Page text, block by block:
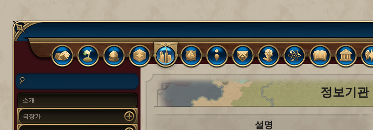
소개
극장가
정보기관
설명